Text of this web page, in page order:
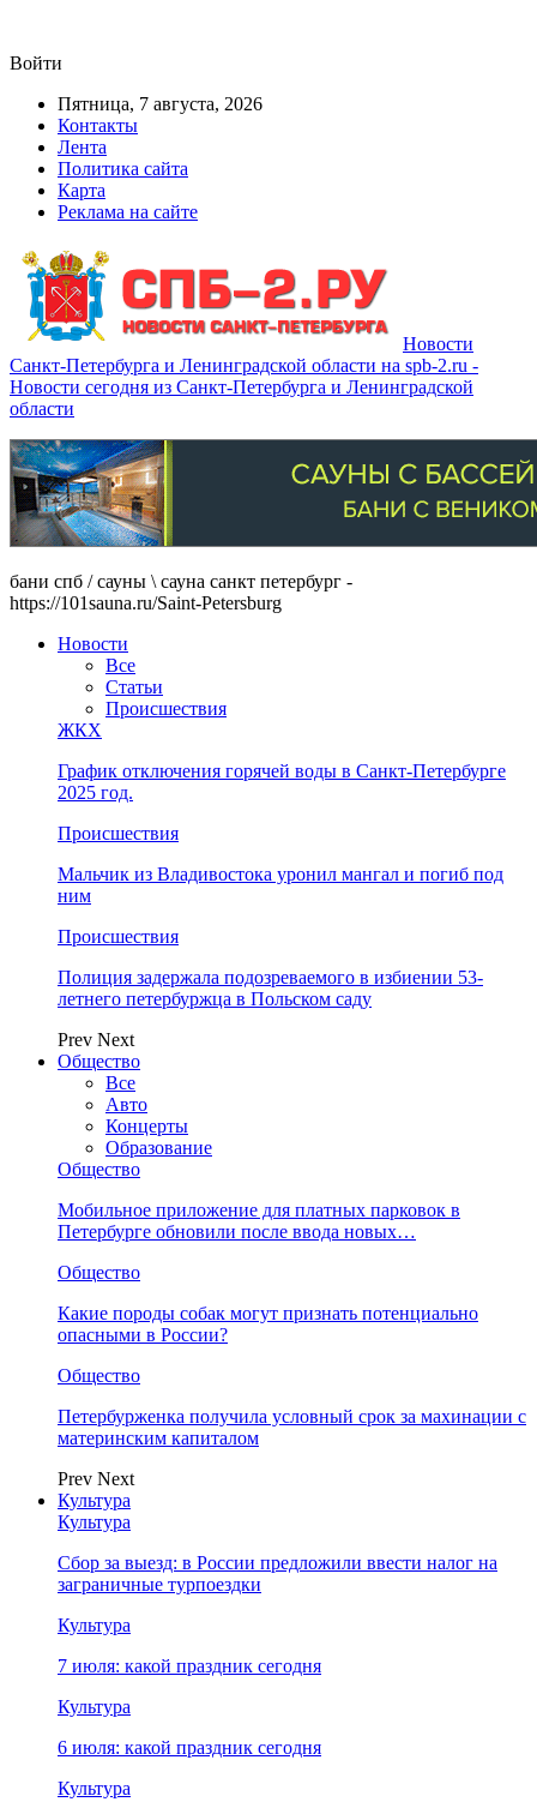
Войти
Пятница, 7 августа, 2026
Контакты
Лента
Политика сайта
Карта
Реклама на сайте
Новости
Санкт-Петербурга и Ленинградской области на spb-2.ru -
Новости сегодня из Санкт-Петербурга и Ленинградской
области
бани спб / сауны \ сауна санкт петербург -
https://101sauna.ru/Saint-Petersburg
Новости
Все
Статьи
Происшествия
ЖКХ
График отключения горячей воды в Санкт-Петербурге
2025 год.
Происшествия
Мальчик из Владивостока уронил мангал и погиб под
ним
Происшествия
Полиция задержала подозреваемого в избиении 53-
летнего петербуржца в Польском саду
Prev Next
Общество
Все
Авто
Концерты
Образование
Общество
Мобильное приложение для платных парковок в
Петербурге обновили после ввода новых…
Общество
Какие породы собак могут признать потенциально
опасными в России?
Общество
Петербурженка получила условный срок за махинации с
материнским капиталом
Prev Next
Культура
Культура
Сбор за выезд: в России предложили ввести налог на
заграничные турпоездки
Культура
7 июля: какой праздник сегодня
Культура
6 июля: какой праздник сегодня
Культура